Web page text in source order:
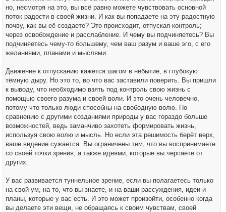
но, несмотря на это, вы всё равно можете чувствовать основной
поток радости в своей жизни. И как вы попадаете на эту радостную
почву, как вы её создаете? Это происходит, отпуская контроль;
через освобождение и расслабление. И чему вы подчиняетесь? Вы
подчиняетесь чему-то большему, чем ваш разум и ваше эго, с его
желаниями, планами и мыслями.
Движение к отпусканию кажется шагом в небытие, в глубокую
тёмную дыру. Но это то, во что вас заставили поверить. Вы пришли
к выводу, что необходимо взять под контроль свою жизнь с
помощью своего разума и своей воли. И это очень человечно,
потому что только люди способны на свободную волю. По
сравнению с другими созданиями природы у вас гораздо больше
возможностей, ведь заманчиво захотеть формировать жизнь,
используя свою волю и мысль. Но если эта решимость берёт верх,
ваше видение сужается. Вы ограничены тем, что вы воспринимаете
со своей точки зрения, а также идеями, которые вы черпаете от
других.
У вас развивается туннельное зрение, если вы полагаетесь только
на свой ум, на то, что вы знаете, и на ваши рассуждения, идеи и
планы, которые у вас есть. И это может произойти, особенно когда
вы делаете эти вещи, не обращаясь к своим чувствам, своей